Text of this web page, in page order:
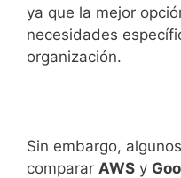
ya que la mejor
necesidades
organización.
Sin embargo,
comparar AWS y